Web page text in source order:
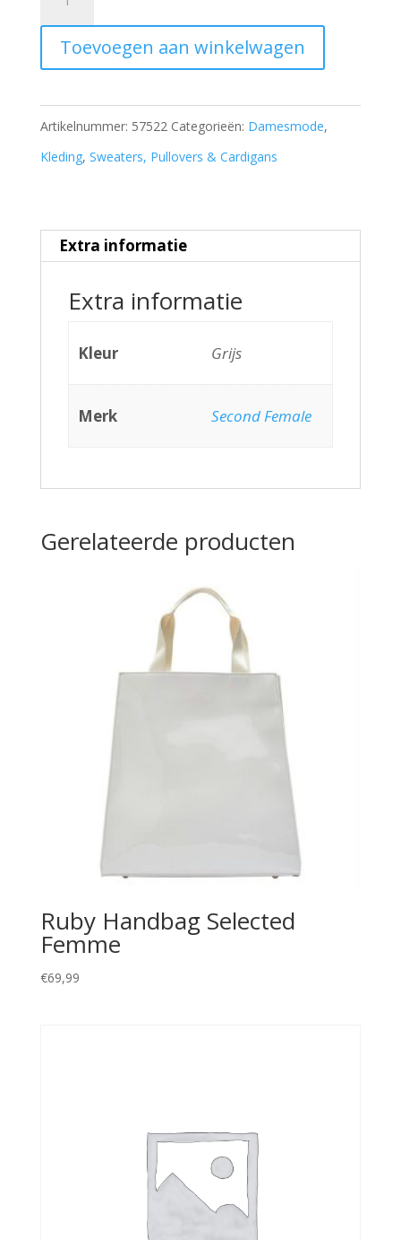
Knit
aantal
Toevoegen aan winkelwagen
Artikelnummer: 57522 Categorieën: Damesmode,
Kleding, Sweaters, Pullovers & Cardigans
Extra informatie
Extra informatie
Kleur Grijs
Merk Second Female
Gerelateerde producten
Ruby Handbag Selected
Femme
€69,99